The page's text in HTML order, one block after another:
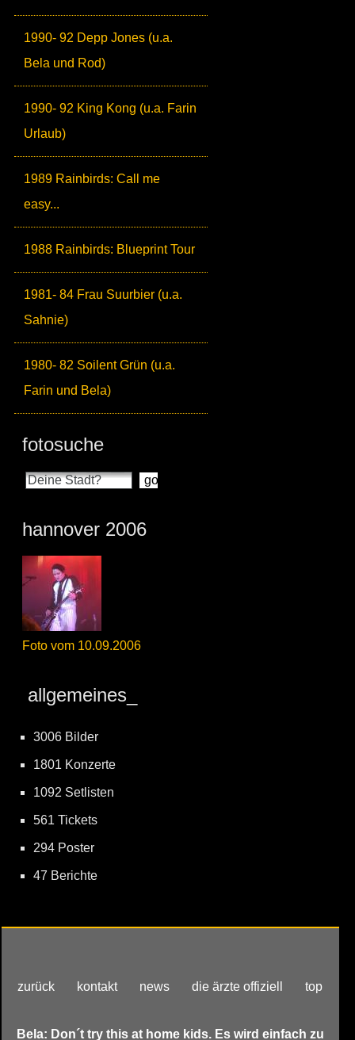
1990- 92 Depp Jones (u.a.
Bela und Rod)
1990- 92 King Kong (u.a. Farin
Urlaub)
1989 Rainbirds: Call me
easy...
1988 Rainbirds: Blueprint Tour
1981- 84 Frau Suurbier (u.a.
Sahnie)
1980- 82 Soilent Grün (u.a.
Farin und Bela)
fotosuche
hannover 2006
Foto vom 10.09.2006
allgemeines_
3006 Bilder
1801 Konzerte
1092 Setlisten
561 Tickets
294 Poster
47 Berichte
zurück kontakt news die ärzte offiziell top
Bela: Don´t try this at home kids. Es wird einfach zu